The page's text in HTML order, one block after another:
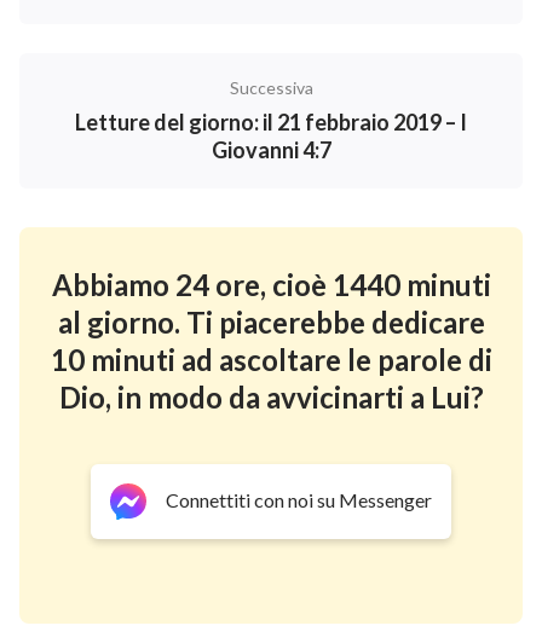
Successiva
Letture del giorno: il 21 febbraio 2019 – I
Giovanni 4:7
Abbiamo 24 ore, cioè 1440 minuti
al giorno. Ti piacerebbe dedicare
10 minuti ad ascoltare le parole di
Dio, in modo da avvicinarti a Lui?
Connettiti con noi su Messenger